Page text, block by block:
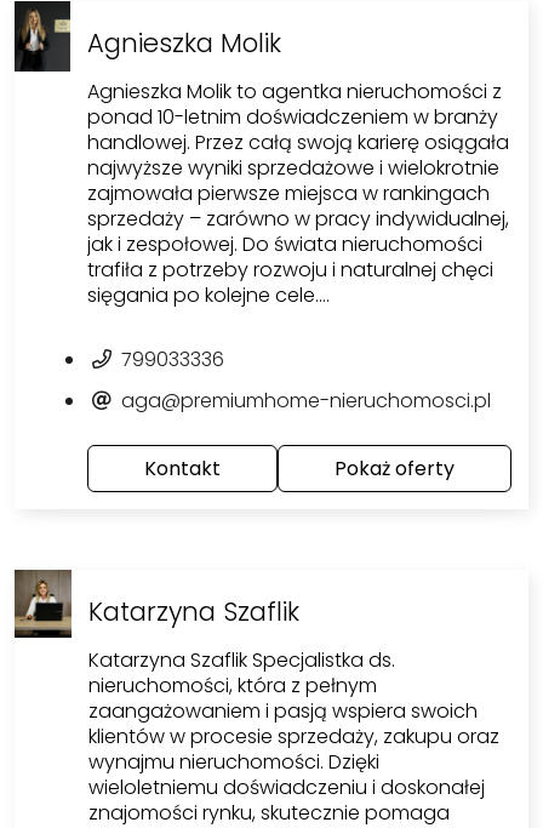
Agnieszka Molik
Agnieszka Molik to agentka nieruchomości z
ponad 10-letnim doświadczeniem w branży
handlowej. Przez całą swoją karierę osiągała
najwyższe wyniki sprzedażowe i wielokrotnie
zajmowała pierwsze miejsca w rankingach
sprzedaży – zarówno w pracy indywidualnej,
jak i zespołowej. Do świata nieruchomości
trafiła z potrzeby rozwoju i naturalnej chęci
sięgania po kolejne cele.…
799033336
aga@premiumhome-nieruchomosci.pl
Kontakt Pokaż oferty
Katarzyna Szaflik
Katarzyna Szaflik Specjalistka ds.
nieruchomości, która z pełnym
zaangażowaniem i pasją wspiera swoich
klientów w procesie sprzedaży, zakupu oraz
wynajmu nieruchomości. Dzięki
wieloletniemu doświadczeniu i doskonałej
znajomości rynku, skutecznie pomaga